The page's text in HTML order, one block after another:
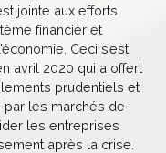
jointe aux efforts
financier et
Ceci s’est
avril 2020 qui a offert
prudentiels et
par les marchés de
les entreprises
après la crise.